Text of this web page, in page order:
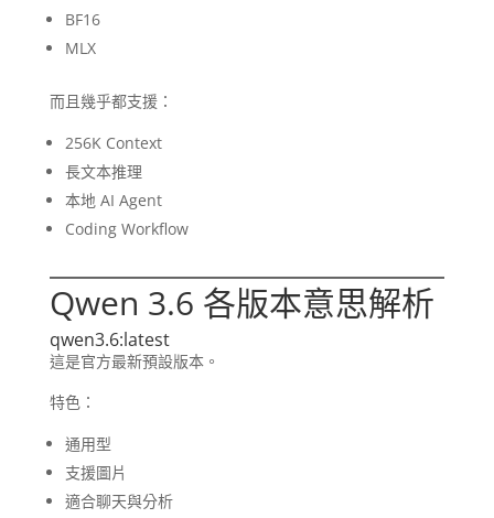
BF16
MLX
而且幾乎都支援：
256K Context
長文本推理
本地 AI Agent
Coding Workflow
Qwen 3.6 各版本意思解析
qwen3.6:latest
這是官方最新預設版本。
特色：
通用型
支援圖片
適合聊天與分析